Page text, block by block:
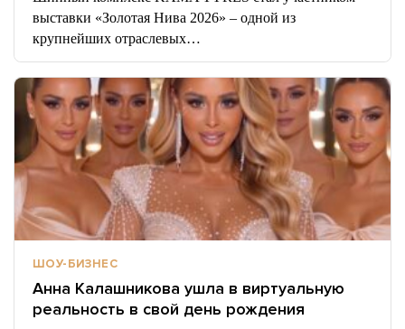
выставки «Золотая Нива 2026» – одной из
крупнейших отраслевых…
ШОУ-БИЗНЕС
Анна Калашникова ушла в виртуальную
реальность в свой день рождения